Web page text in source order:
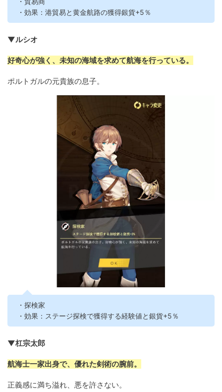
・効果：港貿易と黄金航路の獲得銀貨+5％
▼ルシオ
好奇心が強く、未知の海域を求めて航海を行っている。
ポルトガルの元貴族の息子。
・探検家
・効果：ステージ探検で獲得する経験値と銀貨+5％
▼杠宗太郎
航海士一家出身で、優れた剣術の腕前。
正義感に満ち溢れ、悪を許さない。